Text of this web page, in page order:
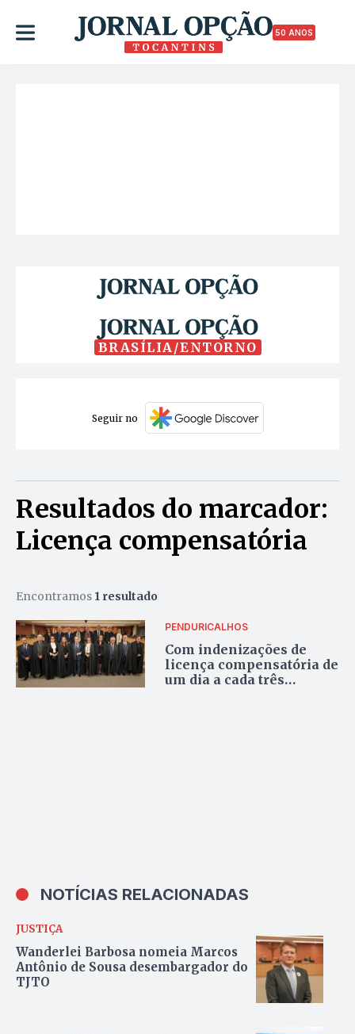
50 ANOS
BRASÍLIA/ENTORNO
Seguir no
Resultados do marcador:
Licença compensatória
Encontramos 1 resultado
PENDURICALHOS
Com indenizações de
licença compensatória de
um dia a cada três
NOTÍCIAS RELACIONADAS
JUSTIÇA
Wanderlei Barbosa nomeia Marcos
Antônio de Sousa desembargador do
TJTO